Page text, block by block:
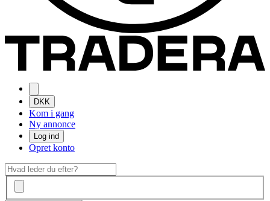
DKK
Kom i gang
Ny annonce
Log ind
Opret konto